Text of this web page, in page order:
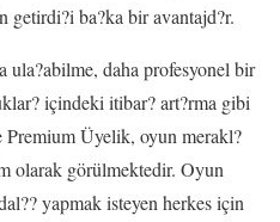
getirdi?i ba?ka bir avantajd?r.
daha profesyonel bir
içindeki itibar? art?rma gibi
Premium Üyelik, oyun merakl?
olarak görülmektedir. Oyun
yapmak isteyen herkes için